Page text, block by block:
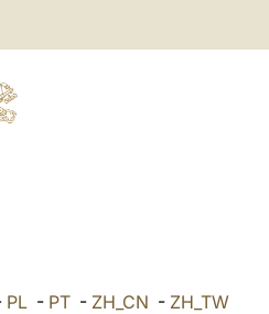
PL - PT - ZH_CN - ZH_TW